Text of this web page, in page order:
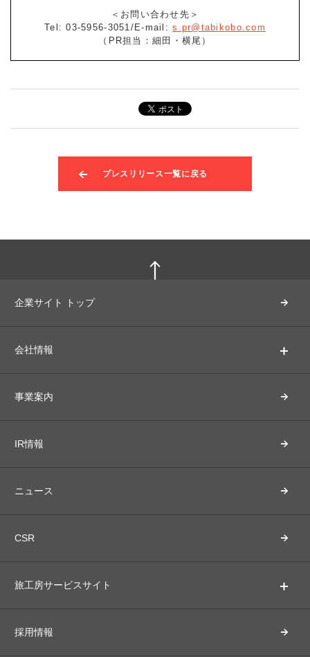
＜お問い合わせ先＞
Tel: 03-5956-3051/E-mail:s.pr@tabikobo.com
（PR担当：細田・横尾）
プレスリリース一覧に戻る
企業サイト トップ
会社情報
事業案内
IR情報
ニュース
CSR
旅工房サービスサイト
採用情報